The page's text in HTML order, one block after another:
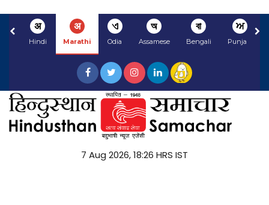
अ
Hindi
अ
Marathi
ଏ
Odia
অ
Assamese
বা
Bengali
ਅ
Punjabi
7 Aug 2026, 18:26 HRS IST